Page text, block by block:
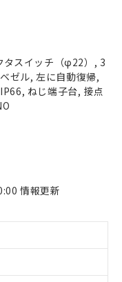
タスイッチ（φ22）, 3
ゼル, 左に自動復帰,
ねじ端子台, 接点
情報更新